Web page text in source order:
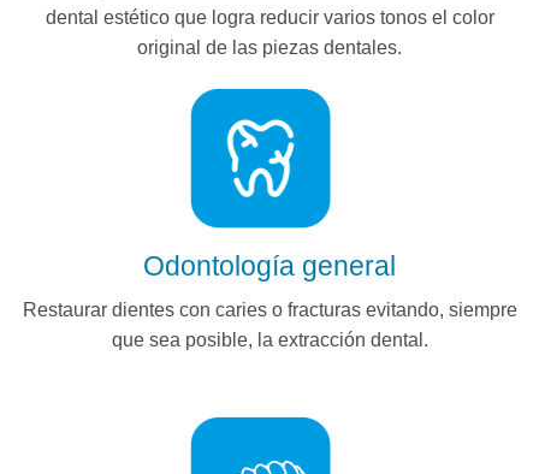
dental estético que logra reducir varios tonos el color
original de las piezas dentales.
Odontología general
Restaurar dientes con caries o fracturas evitando, siempre
que sea posible, la extracción dental.